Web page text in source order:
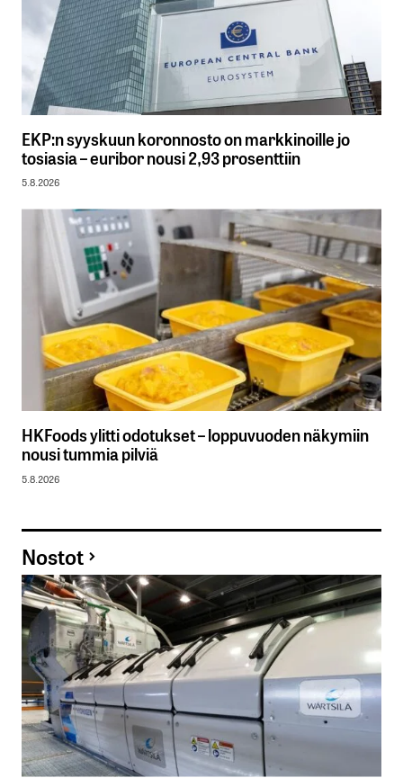
EKP:n syyskuun koronnosto on markkinoille jo
tosiasia – euribor nousi 2,93 prosenttiin
5.8.2026
HKFoods ylitti odotukset – loppuvuoden näkymiin
nousi tummia pilviä
5.8.2026
Nostot